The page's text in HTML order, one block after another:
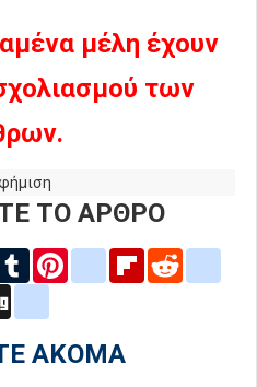
μέλη έχουν
των
ΤΟ ΑΡΘΡΟ
LiveJournal
Tumblr Pinterestblogger_post
Flipboard
ΑΚΟΜΑ